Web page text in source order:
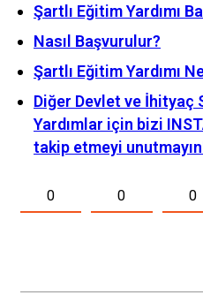
Şartlı Eğitim Yardımı
Nasıl Başvurulur?
Şartlı Eğitim Yardımı
Diğer Devlet ve
Yardımlar için bizi
takip etmeyi
0 0 0